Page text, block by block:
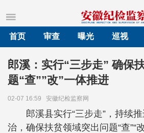
首页
审查 曝光 巡视
郎溪：实行“三步走” 确保
题“查””改”一体推进
02-07 16:59 安徽纪检监察网
郎溪县实行“三步走”，持续
治，确保扶贫领域突出问题“查”“